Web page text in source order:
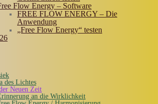
Flow Energy – Software
FREE FLOW ENERGY – Die
Anwendung
„Free Flow Energy“ testen
des Lichtes
Neuen Zeit
an die Wirklichkeit